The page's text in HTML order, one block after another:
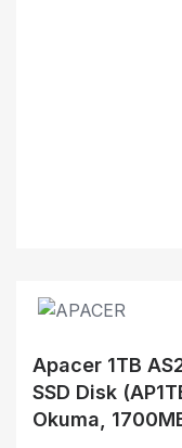
Apacer 1TB
SSD Disk
Okuma,